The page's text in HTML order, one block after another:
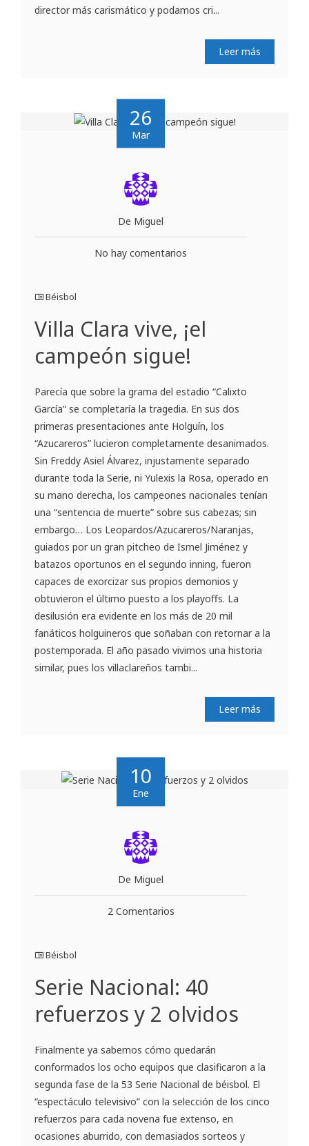
director más carismático y podamos cri...
Leer más
26
Mar
De Miguel
No hay comentarios
Béisbol
Villa Clara vive, ¡el
campeón sigue!
Parecía que sobre la grama del estadio “Calixto
García” se completaría la tragedia. En sus dos
primeras presentaciones ante Holguín, los
“Azucareros” lucieron completamente desanimados.
Sin Freddy Asiel Álvarez, injustamente separado
durante toda la Serie, ni Yulexis la Rosa, operado en
su mano derecha, los campeones nacionales tenían
una “sentencia de muerte” sobre sus cabezas; sin
embargo… Los Leopardos/Azucareros/Naranjas,
guiados por un gran pitcheo de Ismel Jiménez y
batazos oportunos en el segundo inning, fueron
capaces de exorcizar sus propios demonios y
obtuvieron el último puesto a los playoffs. La
desilusión era evidente en los más de 20 mil
fanáticos holguineros que soñaban con retornar a la
postemporada. El año pasado vivimos una historia
similar, pues los villaclareños tambi...
Leer más
10
Ene
De Miguel
2 Comentarios
Béisbol
Serie Nacional: 40
refuerzos y 2 olvidos
Finalmente ya sabemos cómo quedarán
conformados los ocho equipos que clasificaron a la
segunda fase de la 53 Serie Nacional de béisbol. El
“espectáculo televisivo” con la selección de los cinco
refuerzos para cada novena fue extenso, en
ocasiones aburrido, con demasiados sorteos y